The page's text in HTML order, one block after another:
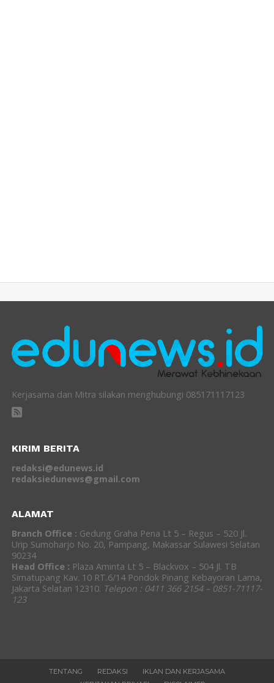
Kerjasama dan Mitra silakan menghubungi 085171117123
KIRIM BERITA
redaksi@edunews.id
redaksiedunews@gmail.com
ALAMAT
Branch Office : Gedung Graha Pena Lt 5 – Regus – 520 Jl.
Urip Sumoharjo No. 20, Pampang, Makassar Sulawesi Selatan
90234
Head Office : Plaza Aminta Lt 5 – Blackvox – 504 Jl. TB
Simatupang Kav. 10 RT.6/14 Pondok Pinang Kebayoran Lama,
Jakarta Selatan 12310. Telepon : 0411 366 2154 – 0851-71117-
123
TENTANG REDAKSI
IKLAN DAN KERJASAMA